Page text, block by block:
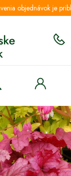
objednávok je